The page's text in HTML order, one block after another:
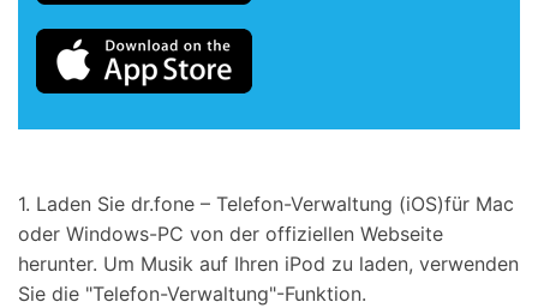
1. Laden Sie dr.fone – Telefon-Verwaltung (iOS)für Mac
oder Windows-PC von der offiziellen Webseite
herunter. Um Musik auf Ihren iPod zu laden, verwenden
Sie die "Telefon-Verwaltung"-Funktion.